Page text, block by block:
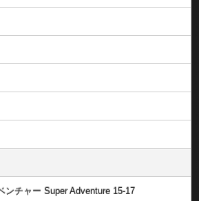
ンチャー Super Adventure 15-17